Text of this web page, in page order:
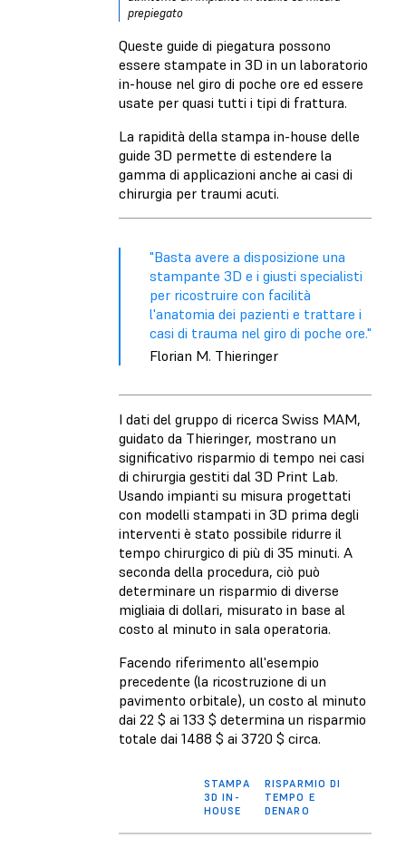
prepiegato
Queste guide di piegatura possono
essere stampate in 3D in un laboratorio
in-house nel giro di poche ore ed essere
usate per quasi tutti i tipi di frattura.
La rapidità della stampa in-house delle
guide 3D permette di estendere la
gamma di applicazioni anche ai casi di
chirurgia per traumi acuti.
"Basta avere a disposizione una
stampante 3D e i giusti specialisti
per ricostruire con facilità
l'anatomia dei pazienti e trattare i
casi di trauma nel giro di poche ore."
Florian M. Thieringer
I dati del gruppo di ricerca Swiss MAM,
guidato da Thieringer, mostrano un
significativo risparmio di tempo nei casi
di chirurgia gestiti dal 3D Print Lab.
Usando impianti su misura progettati
con modelli stampati in 3D prima degli
interventi è stato possibile ridurre il
tempo chirurgico di più di 35 minuti. A
seconda della procedura, ciò può
determinare un risparmio di diverse
migliaia di dollari, misurato in base al
costo al minuto in sala operatoria.
Facendo riferimento all'esempio
precedente (la ricostruzione di un
pavimento orbitale), un costo al minuto
dai 22 $ ai 133 $ determina un risparmio
totale dai 1488 $ ai 3720 $ circa.
STAMPA
3D IN-
HOUSE
RISPARMIO DI
TEMPO E
DENARO